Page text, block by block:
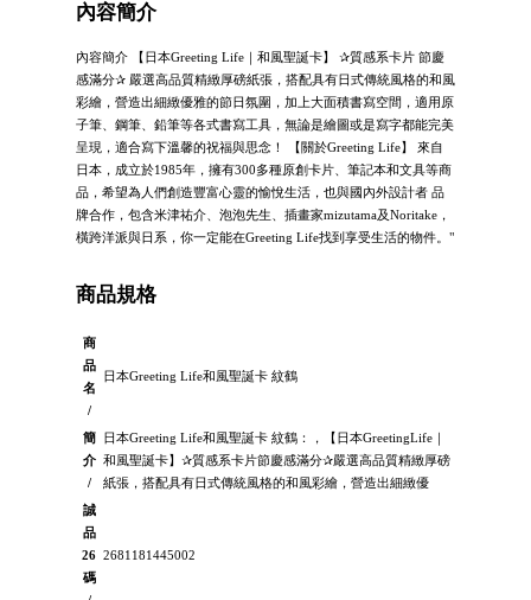
內容簡介
內容簡介 【日本Greeting Life｜和風聖誕卡】 ✰質感系卡片 節慶
感滿分✰ 嚴選高品質精緻厚磅紙張，搭配具有日式傳統風格的和風
彩繪，營造出細緻優雅的節日氛圍，加上大面積書寫空間，適用原
子筆、鋼筆、鉛筆等各式書寫工具，無論是繪圖或是寫字都能完美
呈現，適合寫下溫馨的祝福與思念！ 【關於Greeting Life】 來自
日本，成立於1985年，擁有300多種原創卡片、筆記本和文具等商
品，希望為人們創造豐富心靈的愉悅生活，也與國內外設計者 品
牌合作，包含米津祐介、泡泡先生、插畫家mizutama及Noritake，
橫跨洋派與日系，你一定能在Greeting Life找到享受生活的物件。"
商品規格
商
品
名
/
日本Greeting Life和風聖誕卡 紋鶴
簡
介
/
日本Greeting Life和風聖誕卡 紋鶴：，【日本GreetingLife｜
和風聖誕卡】✰質感系卡片節慶感滿分✰嚴選高品質精緻厚磅
紙張，搭配具有日式傳統風格的和風彩繪，營造出細緻優
誠
品
26
碼
2681181445002